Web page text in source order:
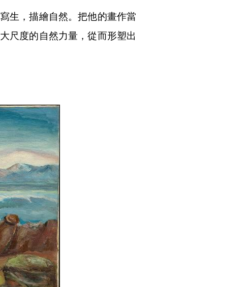
生，描繪自然。把他的畫作當
尺度的自然力量，從而形塑出